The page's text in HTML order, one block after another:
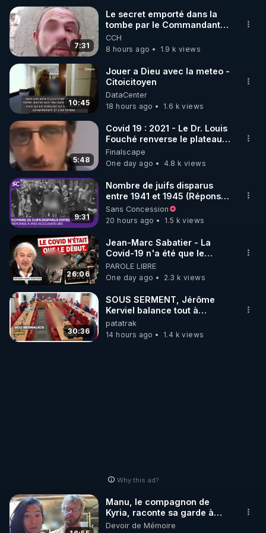
🌱 INSTAGRAM
https://www.instagram.com/rdlr_thierrycasasnovas/
http://rgnr.li/instagram
🌱 LA NEWSLETTER
Pour ne pas rater l’actualité RGNR (stages,
http://rgnr.li/news
🌱 VIDÉOS NON CENSURÉES SUR ODYSEE
Toutes les vidéos Youtube sont aussi sur la
http://rgnr.li/odysee
🌱 LES STAGES EN PRÉSENTIEL
http://rgnr.li/stages
_________
LES CODES PROMO DES PARTENAIRES
▶ 10 % de réduction sur les extracteurs de la
marque SANA :
Rendez-vous sur http://rgnr.li/lechoubrave
7:31
Le secret emporté dans la
tombe par le Commandant
Cousteau le 25 juin 1997
CCH
8 hours ago
1.9 k views
10:45
Jouer a Dieu avec la meteo -
Citoicitoyen
DataCenter
18 hours ago
1.6 k views
5:48
Covid 19 : 2021 - Le Dr. Louis
Fouché renverse le plateau
de CNews !
Finalscape
One day ago
4.8 k views
9:31
Nombre de juifs disparus
entre 1941 et 1945 (Réponse
à mes accusateurs)
Sans Concession
20 hours ago
1.5 k views
26:06
Jean-Marc Sabatier - La
Covid-19 n'a été que le
début - L'ARNm & l'ARNm-aa
jusqu où auront-t-il ?
PAROLE LIBRE
One day ago
2.3 k views
30:36
SOUS SERMENT, Jérôme
Kerviel balance tout à
l'Assemblée !
patatrak
14 hours ago
1.4 k views
Why this ad?
Manu, le compagnon de
Kyria, raconte sa garde à
vue musclée. PARTAGEZ!
Devoir de Mémoire